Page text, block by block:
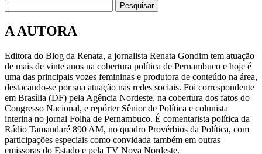
Pesquisar
A AUTORA
Editora do Blog da Renata, a jornalista Renata Gondim tem atuação
de mais de vinte anos na cobertura política de Pernambuco e hoje é
uma das principais vozes femininas e produtora de conteúdo na área,
destacando-se por sua atuação nas redes sociais. Foi correspondente
em Brasília (DF) pela Agência Nordeste, na cobertura dos fatos do
Congresso Nacional, e repórter Sênior de Política e colunista
interina no jornal Folha de Pernambuco. É comentarista política da
Rádio Tamandaré 890 AM, no quadro Provérbios da Política, com
participações especiais como convidada também em outras
emissoras do Estado e pela TV Nova Nordeste.